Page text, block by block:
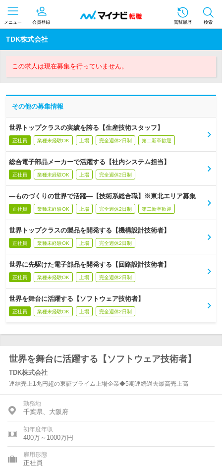
メニュー 会員登録 閲覧履歴 検索
TDK株式会社
この求人は現在募集を行っていません。
その他の募集情報
世界トップクラスの実績を誇る【生産技術スタッフ】
正社員 業種未経験OK 上場 完全週休2日制 第二新卒歓迎
総合電子部品メーカーで活躍する【社内システム担当】
正社員 業種未経験OK 上場 完全週休2日制
―ものづくりの世界で活躍―【技術系総合職】※東北エリア募集
正社員 業種未経験OK 上場 完全週休2日制 第二新卒歓迎
世界トップクラスの製品を開発する【機構設計技術者】
正社員 業種未経験OK 上場 完全週休2日制
世界に先駆けた電子部品を開発する【回路設計技術者】
正社員 業種未経験OK 上場 完全週休2日制
世界を舞台に活躍する【ソフトウェア技術者】
正社員 業種未経験OK 上場 完全週休2日制
世界を舞台に活躍する【ソフトウェア技術者】
TDK株式会社
連結売上1兆円超の東証プライム上場企業◆5期連続過去最高売上高
勤務地
千葉県、大阪府
初年度年収
400万～1000万円
雇用形態
正社員